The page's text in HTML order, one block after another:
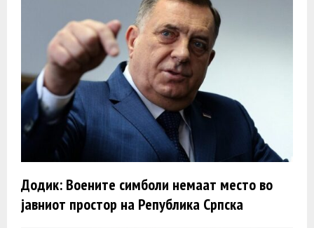
Додик: Воените симболи немаат место во
јавниот простор на Република Српска